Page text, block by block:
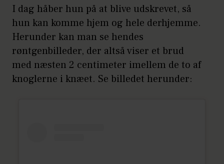
I dag håber hun på at blive udskrevet, så
hun kan komme hjem og hele derhjemme.
Herunder kan man se hendes
røntgenbilleder, der altså viser et brud
med næsten 2 centimeter imellem de to af
knoglerne i knæet. Se billedet herunder: